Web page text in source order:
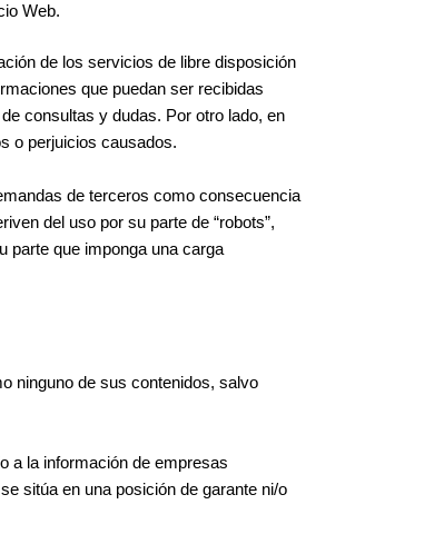
Web.
de los servicios de libre disposición
que puedan ser recibidas
consultas y dudas. Por otro lado, en
o perjuicios causados.
de terceros como consecuencia
del uso por su parte de “robots”,
parte que imponga una carga
ninguno de sus contenidos, salvo
a la información de empresas
sitúa en una posición de garante ni/o